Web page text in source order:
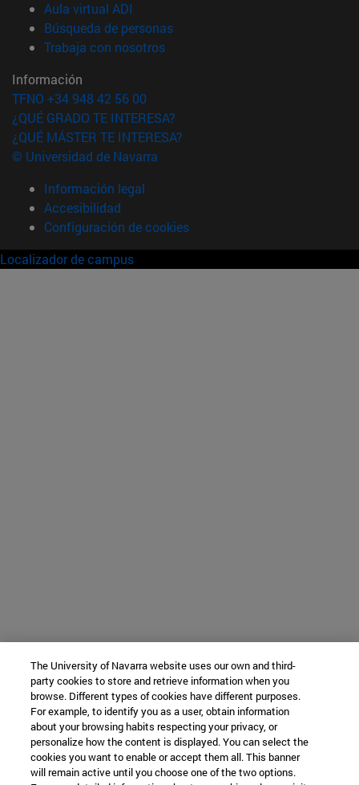
Aula virtual ADI
Búsqueda de personas(abre en nueva ventana)
Trabaja con nosotros(abre en nueva ventana)
Información
TFNO +34 948 42 56 00
¿QUÉ GRADO TE INTERESA?
¿QUÉ MÁSTER TE INTERESA?
© Universidad de Navarra
Información legal
Accesibilidad
Configuración de cookies
Localizador de campus
The University of Navarra website uses our own and third-
party cookies to store and retrieve information when you
browse. Different types of cookies have different purposes.
For example, to identify you as a user, obtain information
about your browsing habits respecting your privacy, or
personalize how the content is displayed. You can select the
cookies you want to enable or accept them all. This banner
will remain active until you choose one of the two options.